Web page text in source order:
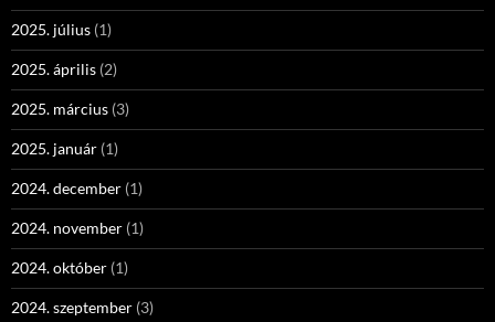
2025. július (1)
2025. április (2)
2025. március (3)
2025. január (1)
2024. december (1)
2024. november (1)
2024. október (1)
2024. szeptember (3)